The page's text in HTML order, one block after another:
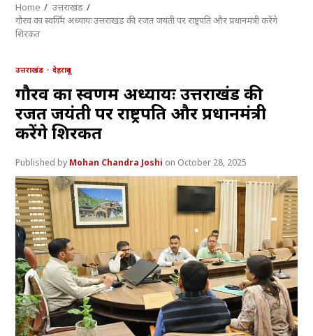
Home
उत्तराखंड
गौरव का स्वर्णिम अध्यायः उत्तराखंड की रजत जयंती पर राष्ट्रपति और प्रधानमंत्री करेंगे
शिरकत
उत्तराखंड देहरादून
गौरव का स्वर्णिम अध्यायः उत्तराखंड की
रजत जयंती पर राष्ट्रपति और प्रधानमंत्री
करेंगे शिरकत
Mohan Chandra Joshi October 28, 2025